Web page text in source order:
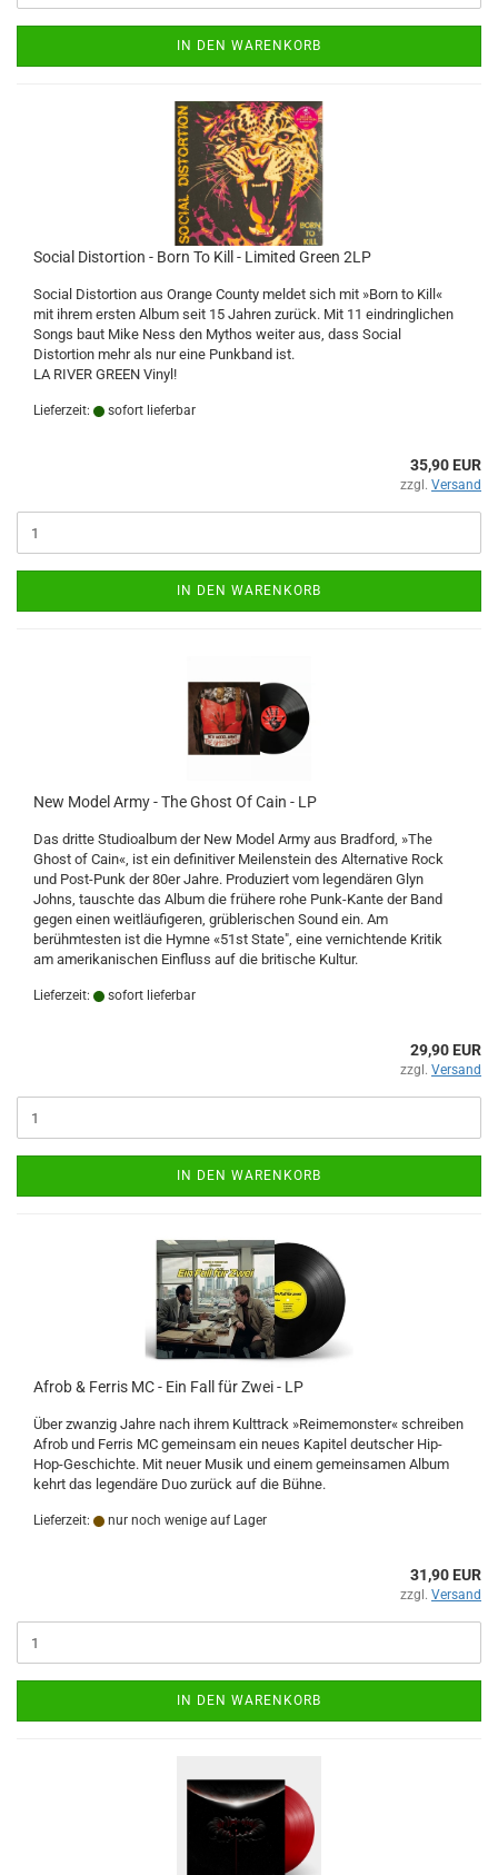
IN DEN WARENKORB
Social Distortion - Born To Kill - Limited Green 2LP
Social Distortion aus Orange County meldet sich mit »Born to Kill«
mit ihrem ersten Album seit 15 Jahren zurück. Mit 11 eindringlichen
Songs baut Mike Ness den Mythos weiter aus, dass Social
Distortion mehr als nur eine Punkband ist.
LA RIVER GREEN Vinyl!
Lieferzeit: sofort lieferbar
35,90 EUR
zzgl. Versand
IN DEN WARENKORB
New Model Army - The Ghost Of Cain - LP
Das dritte Studioalbum der New Model Army aus Bradford, »The
Ghost of Cain«, ist ein definitiver Meilenstein des Alternative Rock
und Post-Punk der 80er Jahre. Produziert vom legendären Glyn
Johns, tauschte das Album die frühere rohe Punk-Kante der Band
gegen einen weitläufigeren, grüblerischen Sound ein. Am
berühmtesten ist die Hymne «51st State", eine vernichtende Kritik
am amerikanischen Einfluss auf die britische Kultur.
Lieferzeit: sofort lieferbar
29,90 EUR
zzgl. Versand
IN DEN WARENKORB
Afrob & Ferris MC - Ein Fall für Zwei - LP
Über zwanzig Jahre nach ihrem Kulttrack »Reimemonster« schreiben
Afrob und Ferris MC gemeinsam ein neues Kapitel deutscher Hip-
Hop-Geschichte. Mit neuer Musik und einem gemeinsamen Album
kehrt das legendäre Duo zurück auf die Bühne.
Lieferzeit: nur noch wenige auf Lager
31,90 EUR
zzgl. Versand
IN DEN WARENKORB